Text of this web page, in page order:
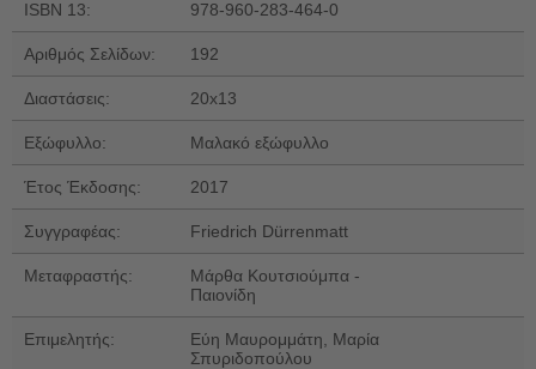
ISBN 13: 978-960-283-464-0
Αριθμός Σελίδων: 192
Διαστάσεις: 20x13
Εξώφυλλο: Μαλακό εξώφυλλο
Έτος Έκδοσης: 2017
Συγγραφέας: Friedrich Dürrenmatt
Μεταφραστής:
Μάρθα Κουτσιούμπα -
Παιονίδη
Επιμελητής:
Εύη Μαυρομμάτη, Μαρία
Σπυριδοπούλου